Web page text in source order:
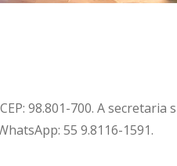
98.801-700. A
55 9.8116-1591.